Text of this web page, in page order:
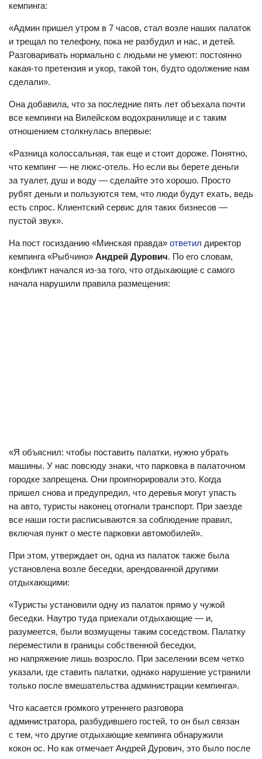
кемпинга:
«Админ пришел утром в 7 часов, стал возле наших палаток
и трещал по телефону, пока не разбудил и нас, и детей.
Разговаривать нормально с людьми не умеют: постоянно
какая-то претензия и укор, такой тон, будто одолжение нам
сделали».
Она добавила, что за последние пять лет объехала почти
все кемпинги на Вилейском водохранилище и с таким
отношением столкнулась впервые:
«Разница колоссальная, так еще и стоит дороже. Понятно,
что кемпинг — не люкс-отель. Но если вы берете деньги
за туалет, душ и воду — сделайте это хорошо. Просто
рубят деньги и пользуются тем, что люди будут ехать, ведь
есть спрос. Клиентский сервис для таких бизнесов —
пустой звук».
На пост госизданию «Минская правда» ответил директор
кемпинга «Рыбчино» Андрей Дурович. По его словам,
конфликт начался из-за того, что отдыхающие с самого
начала нарушили правила размещения:
«Я объяснил: чтобы поставить палатки, нужно убрать
машины. У нас повсюду знаки, что парковка в палаточном
городке запрещена. Они проигнорировали это. Когда
пришел снова и предупредил, что деревья могут упасть
на авто, туристы наконец отогнали транспорт. При заезде
все наши гости расписываются за соблюдение правил,
включая пункт о месте парковки автомобилей».
При этом, утверждает он, одна из палаток также была
установлена возле беседки, арендованной другими
отдыхающими:
«Туристы установили одну из палаток прямо у чужой
беседки. Наутро туда приехали отдыхающие — и,
разумеется, были возмущены таким соседством. Палатку
переместили в границы собственной беседки,
но напряжение лишь возросло. При заселении всем четко
указали, где ставить палатки, однако нарушение устранили
только после вмешательства администрации кемпинга».
Что касается громкого утреннего разговора
администратора, разбудившего гостей, то он был связан
с тем, что другие отдыхающие кемпинга обнаружили
кокон ос. Но как отмечает Андрей Дурович, это было после